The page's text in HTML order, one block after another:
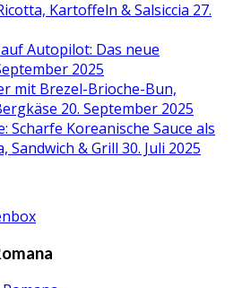
Kartoffeln & Salsiccia 27.
Autopilot: Das neue
2025
mit Brezel-Brioche-Bun,
20. September 2025
Scharfe Koreanische Sauce als
Sandwich & Grill 30. Juli 2025